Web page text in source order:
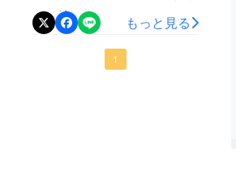
ンが決まりました。このT
シャツは日本伝統の素材
「備前和紙」で作られてい
もっと見る
1